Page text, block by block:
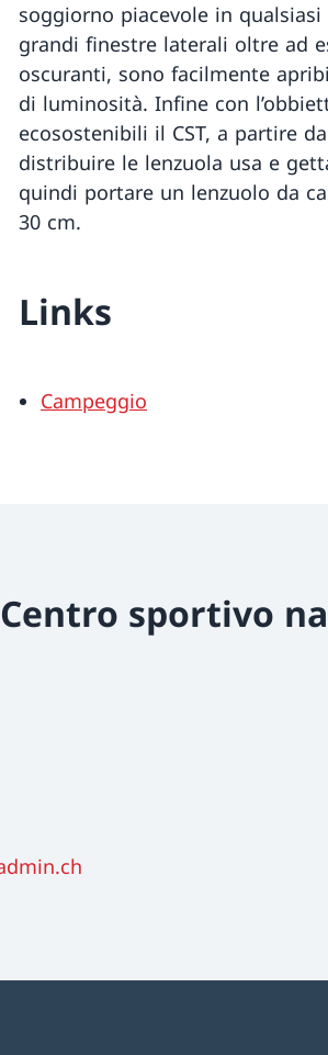
soggiorno piacevole in
grandi finestre laterali oltre ad
oscuranti, sono facilmente
di luminosità. Infine con
ecosostenibili il CST, a partire
distribuire le lenzuola usa e
quindi portare un lenzuolo da
30 cm.
Links
Campeggio
sportivo